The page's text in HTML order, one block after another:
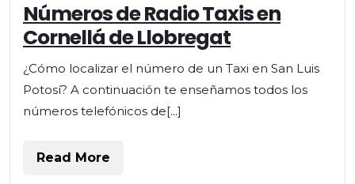
Números
de
Radio
en
Cornellá
de
Números de Radio Taxis en
Cornellá de Llobregat
¿Cómo localizar el número de un Taxi en San Luis
Potosí? A continuación te enseñamos todos los
números telefónicos de[...]
Read More